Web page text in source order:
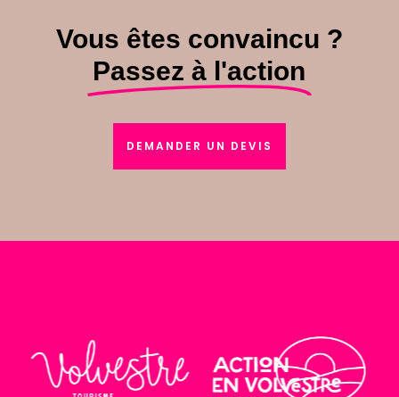
Vous êtes convaincu ?
Passez à l'action
DEMANDER UN DEVIS